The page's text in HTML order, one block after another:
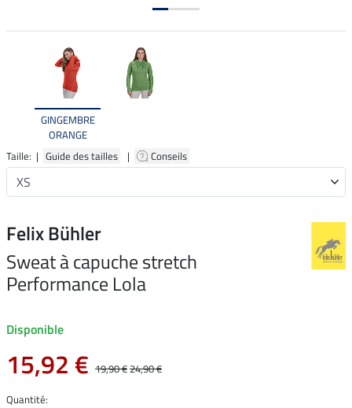
GINGEMBRE
ORANGE
Taille: | Guide des tailles | Conseils
Felix Bühler
Sweat à capuche stretch
Performance Lola
Disponible
15,92 € 19,90 €24,90 €
Quantité: